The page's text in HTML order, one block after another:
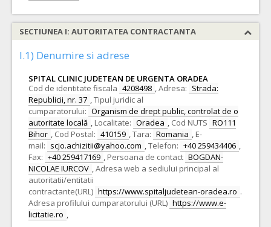
SECTIUNEA I: AUTORITATEA CONTRACTANTA
I.1) Denumire si adrese
SPITAL CLINIC JUDETEAN DE URGENTA ORADEA
Cod de identitate fiscala 4208498 ,Adresa: Strada:
Republicii, nr. 37 ,Tipul juridic al
cumparatorului: Organism de drept public, controlat de o
autoritate locală , Localitate: Oradea , Cod NUTS RO111
Bihor , Cod Postal: 410159 ,Tara: Romania , E-
mail: scjo.achizitii@yahoo.com ,Telefon: +40 259434406 ,
Fax: +40 259417169 , Persoana de contact BOGDAN-
NICOLAE IURCOV ,Adresa web a sediului principal al
autoritatii/entitatii
contractante(URL) https://www.spitaljudetean-oradea.ro .
Adresa profilului cumparatorului (URL) https://www.e-
licitatie.ro ,